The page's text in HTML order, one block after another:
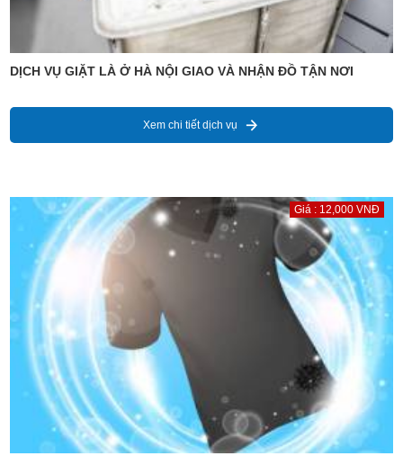
DỊCH VỤ GIẶT LÀ Ở HÀ NỘI GIAO VÀ NHẬN ĐỒ TẬN NƠI
Xem chi tiết dịch vụ
Giá : 12,000 VNĐ